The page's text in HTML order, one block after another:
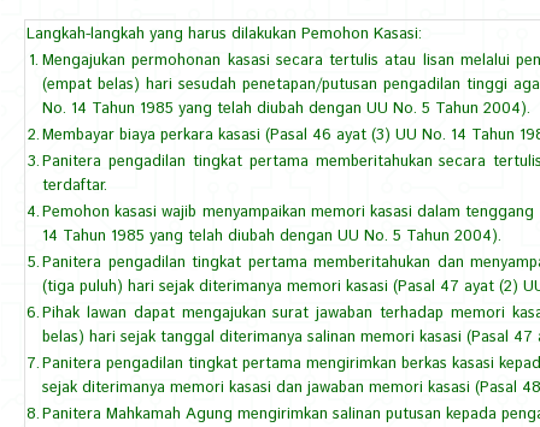
Pengajuan
Perkara
>
Tingkat
Kasasi
Langkah-langkah yang harus dilakukan Pemohon Kasasi:
1. Mengajukan permohonan kasasi secara tertulis atau lisan melalui
(empat belas) hari sesudah penetapan/putusan pengadilan tinggi
No. 14 Tahun 1985 yang telah diubah dengan UU No. 5 Tahun 2004).
2.Membayar biaya perkara kasasi (Pasal 46 ayat (3) UU No. 14 Tahun
3.Panitera pengadilan tingkat pertama memberitahukan secara
terdaftar.
4.Pemohon kasasi wajib menyampaikan memori kasasi dalam
14 Tahun 1985 yang telah diubah dengan UU No. 5 Tahun 2004).
5.Panitera pengadilan tingkat pertama memberitahukan dan
(tiga puluh) hari sejak diterimanya memori kasasi (Pasal 47 ayat (2)
6.Pihak lawan dapat mengajukan surat jawaban terhadap memori
belas) hari sejak tanggal diterimanya salinan memori kasasi (Pasal
7.Panitera pengadilan tingkat pertama mengirimkan berkas kasasi
sejak diterimanya memori kasasi dan jawaban memori kasasi (Pasal
8.Panitera Mahkamah Agung mengirimkan salinan putusan kepada